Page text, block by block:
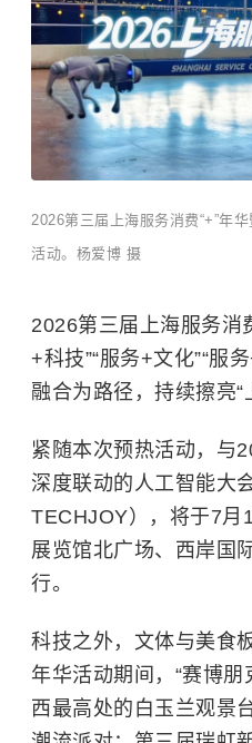
2026第三届上海服务消费“+”年
活动。杨爱博 摄
2026第三届上海服务消
+科技”“服务+文化”“服
融合为路径，持续擦亮“
紧随本次预热活动，与
深度联动的人工智能大
TECHJOY），将于7月
展览馆北广场、西岸国
行。
科技之外，文体与美食
年华活动期间，“赛博
西最高处的白玉兰观景